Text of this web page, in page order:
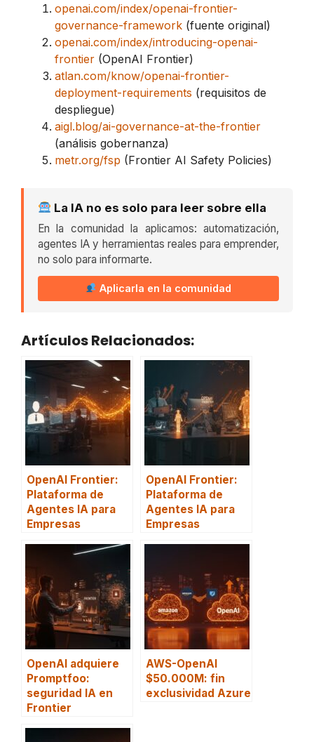
openai.com/index/openai-frontier-
governance-framework (fuente original)
openai.com/index/introducing-openai-
frontier (OpenAI Frontier)
atlan.com/know/openai-frontier-
deployment-requirements (requisitos de
despliegue)
aigl.blog/ai-governance-at-the-frontier
(análisis gobernanza)
metr.org/fsp (Frontier AI Safety Policies)
La IA no es solo para leer sobre ella
En la comunidad la aplicamos: automatización,
agentes IA y herramientas reales para emprender,
no solo para informarte.
Aplicarla en la comunidad
Artículos Relacionados:
OpenAI Frontier:
Plataforma de
Agentes IA para
Empresas
OpenAI Frontier:
Plataforma de
Agentes IA para
Empresas
OpenAI adquiere
Promptfoo:
seguridad IA en
Frontier
AWS-OpenAI
$50.000M: fin
exclusividad Azure